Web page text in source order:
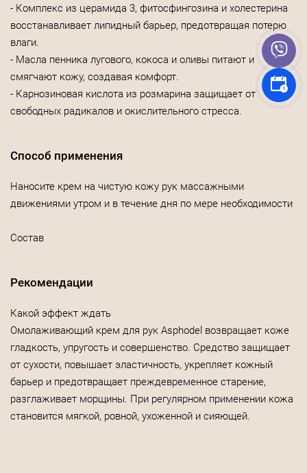
- Комплекс из церамида 3, фитосфингозина и холестерина
восстанавливает липидный барьер, предотвращая потерю
влаги.
- Масла пенника лугового, кокоса и оливы питают и
смягчают кожу, создавая комфорт.
- Карнозиновая кислота из розмарина защищает от
свободных радикалов и окислительного стресса.
Способ применения
Наносите крем на чистую кожу рук массажными
движениями утром и в течение дня по мере необходимости
Состав
Рекомендации
Какой эффект ждать
Омолаживающий крем для рук Asphodel возвращает коже
гладкость, упругость и совершенство. Средство защищает
от сухости, повышает эластичность, укрепляет кожный
барьер и предотвращает преждевременное старение,
разглаживает морщины. При регулярном применении кожа
становится мягкой, ровной, ухоженной и сияющей.